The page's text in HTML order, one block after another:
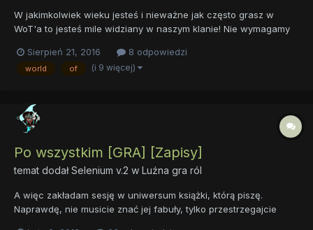
W jakimkolwiek wieku jesteś i nieważne jak często grasz w
WoT'a to jesteś mile widziany w naszym klanie! Nie wymagamy
https://eu.wargaming.net/clans/wot/500030663/ Gdyby ktoś
chciał mieć możliwość komunikowania się to zapraszam na
Sierpień 21, 2016 8 odpowiedzi
world of (i 9 więcej)
Po wszystkim [GRA] [Zapisy]
temat dodałSelenium v.2 w Luźna gra ról
A więc zakładam sesję w uniwersum książki, którą piszę.
Naprawdę, nie musicie znać jej fabuły, tylko przestrzegajcie